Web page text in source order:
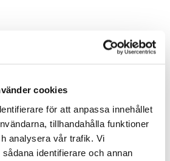
cookies
för att anpassa innehållet
tillhandahålla funktioner
analysera vår trafik. Vi
identifierare och annan